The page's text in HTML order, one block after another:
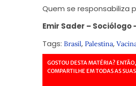
Quem se responsabiliza
Emir Sader – Sociólogo
Tags: Brasil, Palestina,
GOSTOU DESTA MATÉRIA?
COMPARTILHE EM TODAS AS